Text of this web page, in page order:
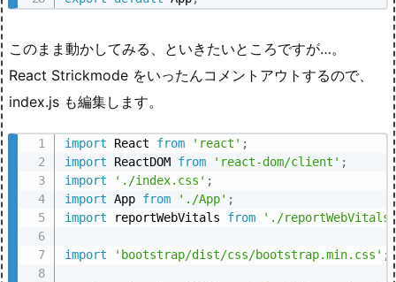
このまま動かしてみる、といきたいところですが…。
React Strickmode をいったんコメントアウトするので、
index.js も編集します。
import React from 'react' ;
import ReactDOM from 'react-dom/client' ;
import
'./index.css' ;
import App from './App' ;
import reportWebVitals from './
import 'bootstrap/dist/css/bootstrap.min.css' ;